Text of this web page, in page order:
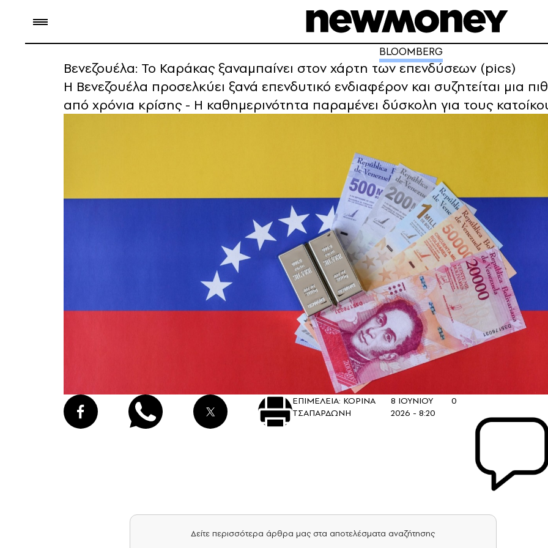
BLOOMBERG
Βενεζουέλα: Το Καράκας ξαναμπαίνει στον χάρτη των επενδύσεων (pics)
Η Βενεζουέλα προσελκύει ξανά επενδυτικό ενδιαφέρον και συζητείται μια
από χρόνια κρίσης - Η καθημερινότητα παραμένει δύσκολη για τους
ΕΠΙΜΕΛΕΙΑ: ΚΟΡΙΝΑ
ΤΣΑΠΑΡΔΩΝΗ
8 ΙΟΥΝΙΟΥ
2026 - 8:20
0
Δείτε περισσότερα άρθρα μας στα αποτελέσματα αναζήτησης